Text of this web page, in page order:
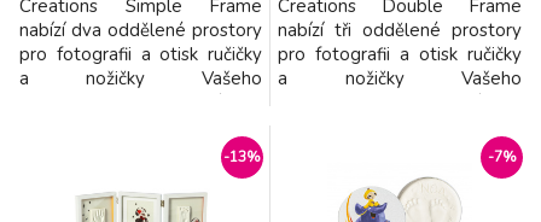
Creations Simple Frame
nabízí dva oddělené prostory
pro fotografii a otisk ručičky
a nožičky Vašeho
zároveň pomůže uchovat
vzpomínky na krásné období
po narození vašeho dítěte.
Creations Double Frame
nabízí tři oddělené prostory
pro fotografii a otisk ručičky
a nožičky Vašeho
zároveň pomůže uchovat
vzpomínky na krásné období
po narození vašeho dítěte.
-13% -7%